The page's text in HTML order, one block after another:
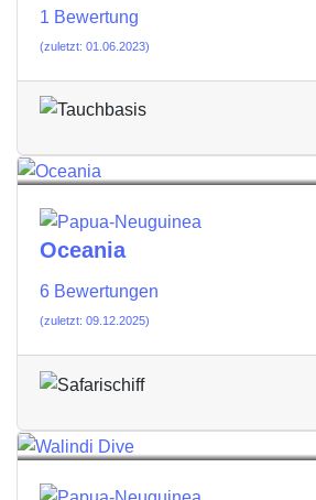
1 Bewertung
(zuletzt: 01.06.2023)
Oceania
6 Bewertungen
(zuletzt: 09.12.2025)